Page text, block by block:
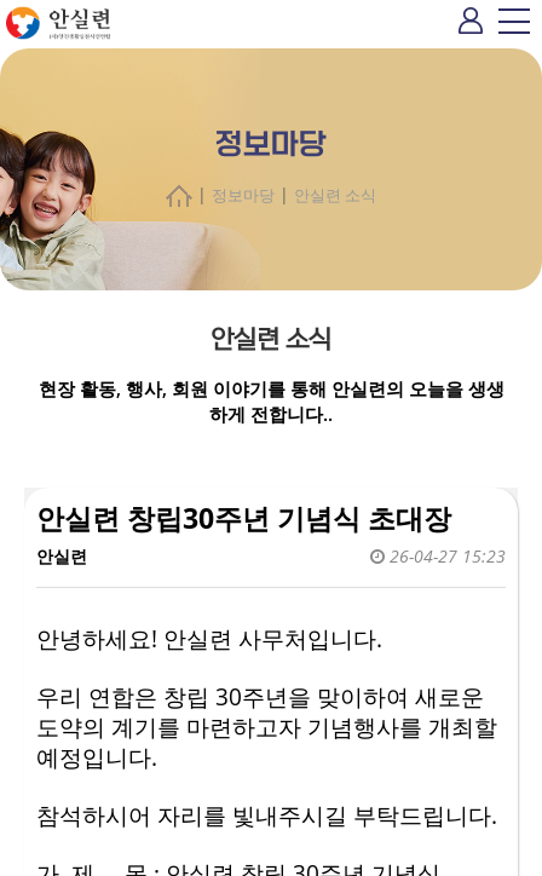
정보마당
| 정보마당 | 안실련 소식
안실련 소식
현장 활동, 행사, 회원 이야기를 통해 안실련의 오늘을 생생
하게 전합니다..
안실련 창립30주년 기념식 초대장
안실련 26-04-27 15:23
안녕하세요! 안실련 사무처입니다.
우리 연합은 창립 30주년을 맞이하여 새로운
도약의 계기를 마련하고자 기념행사를 개최할
예정입니다.
참석하시어 자리를 빛내주시길 부탁드립니다.